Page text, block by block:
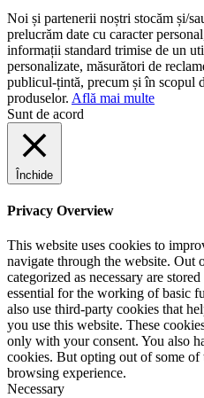
Noi și partenerii noștri stocăm și/
prelucrăm date cu caracter
informații standard trimise de un
personalizate, măsurători de
publicul-țintă, precum și în scopul
produselor. Află mai multe
Sunt de acord
Închide
Privacy Overview
This website uses cookies to
navigate through the website. Out
categorized as necessary are
essential for the working of basic
also use third-party cookies that
you use this website. These
only with your consent. You also
cookies. But opting out of some of
browsing experience.
Necessary